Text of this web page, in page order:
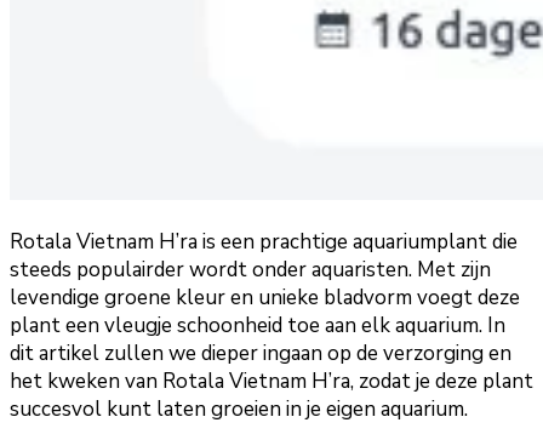
Rotala Vietnam H’ra is een prachtige aquariumplant die
steeds populairder wordt onder aquaristen. Met zijn
levendige groene kleur en unieke bladvorm voegt deze
plant een vleugje schoonheid toe aan elk aquarium. In
dit artikel zullen we dieper ingaan op de verzorging en
het kweken van Rotala Vietnam H’ra, zodat je deze plant
succesvol kunt laten groeien in je eigen aquarium.